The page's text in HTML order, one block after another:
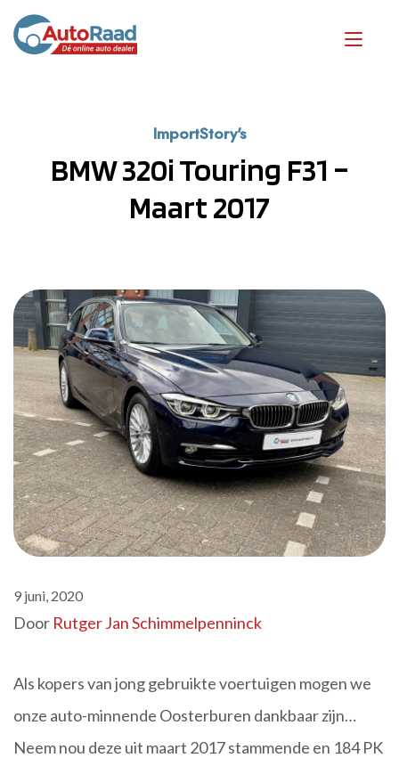
ImportStory's
BMW 320i Touring F31 –
Maart 2017
9 juni, 2020
Door Rutger Jan Schimmelpenninck
Als kopers van jong gebruikte voertuigen mogen we
onze auto-minnende Oosterburen dankbaar zijn…
Neem nou deze uit maart 2017 stammende en 184 PK